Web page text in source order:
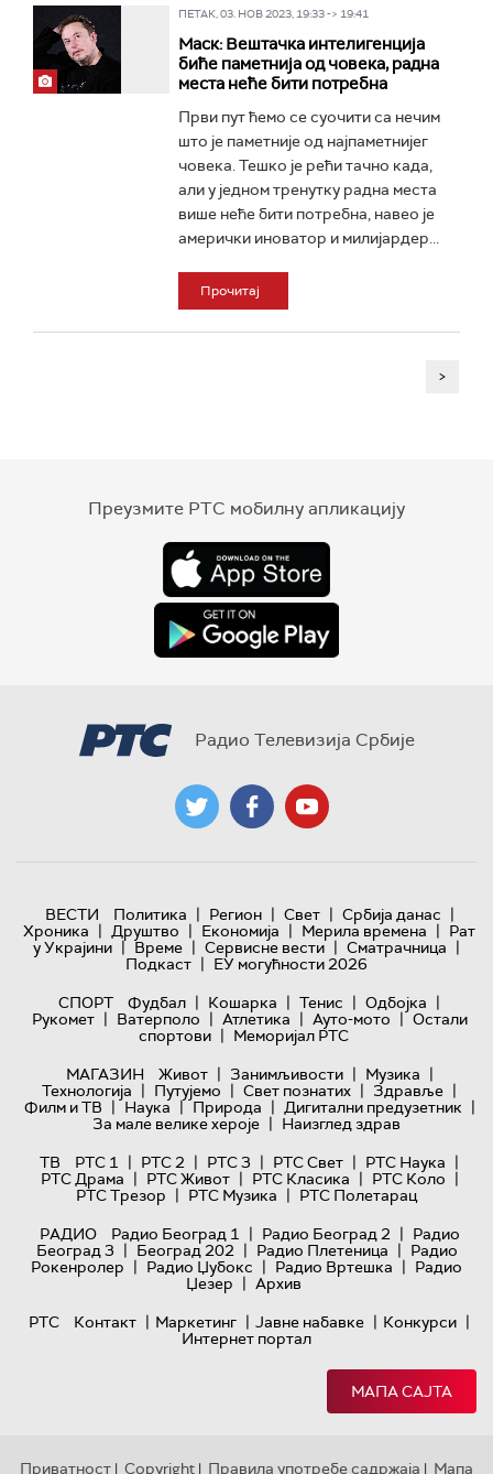
ПЕТАК, 03. НОВ 2023, 19:33 -> 19:41
Маск: Вештачка интелигенција
биће паметнија од човека, радна
места неће бити потребна
Први пут ћемо се суочити са нечим
што је паметније од најпаметнијег
човека. Тешко је рећи тачно када,
али у једном тренутку радна места
више неће бити потребна, навео је
амерички иноватор и милијардер...
Прочитај
>
Преузмите РТС мобилну апликацију
Радио Телевизија Србије
ВЕСТИ Политика | Регион | Свет | Србија данас |
Хроника | Друштво | Економија | Мерила времена | Рат
у Украјини | Време | Сервисне вести | Сматрачница |
Подкаст | ЕУ могућности 2026
СПОРТ
Фудбал | Кошарка | Тенис | Одбојка |
Рукомет | Ватерполо | Атлетика | Ауто-мото | Остали
спортови | Меморијал РТС
МАГАЗИН
Живот | Занимљивости | Музика |
Технологијa | Путујемо | Свет познатих | Здравље |
Филм и ТВ | Наука | Природа | Дигитални предузетник |
За мале велике хероје | Наизглед здрав
ТВ
РТС 1 | РТС 2 | РТС 3 | РТС Свет | РТС Наука |
РТС Драма | РТС Живот | РТС Класика | РТС Коло |
РТС Трезор | РТС Музика | РТС Полетарац
РАДИО
Радио Београд 1 | Радио Београд 2 | Радио
Београд 3 | Београд 202 | Радио Плетеница | Радио
Рокенролер | Радио Џубокс | Радио Вртешка | Радио
Џезер | Архив
РТС
Контакт | Маркетинг | Јавне набавке | Конкурси |
Интернет портал
МАПА САЈТА
Приватност | Copyright | Правила употребе садржаја | Мапа